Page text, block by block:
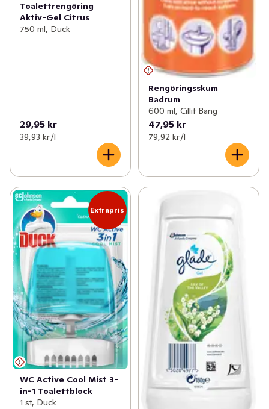
Toalettrengöring
Aktiv-Gel Citrus
750 ml, Duck
29,95 kr
39,93 kr /l
Rengöringsskum
Badrum
600 ml, Cillit Bang
47,95 kr
79,92 kr /l
Extrapris
WC Active Cool Mist 3-
in-1 Toalettblock
1 st, Duck